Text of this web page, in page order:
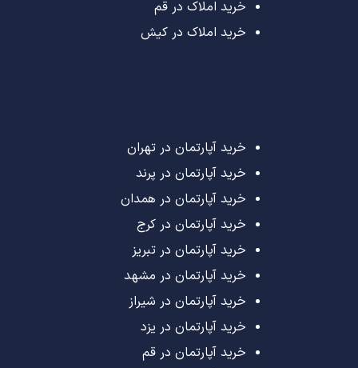
خرید املاک در قم
خرید املاک در کیش
خرید آپارتمان در تهران
خرید آپارتمان در پرند
خرید آپارتمان در همدان
خرید آپارتمان در کرج
خرید آپارتمان در تبریز
خرید آپارتمان در مشهد
خرید آپارتمان در شیراز
خرید آپارتمان در یزد
خرید آپارتمان در قم